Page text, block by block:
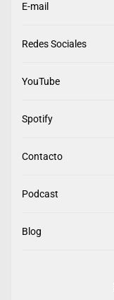
E-mail
Redes Sociales
YouTube
Spotify
Contacto
Podcast
Blog